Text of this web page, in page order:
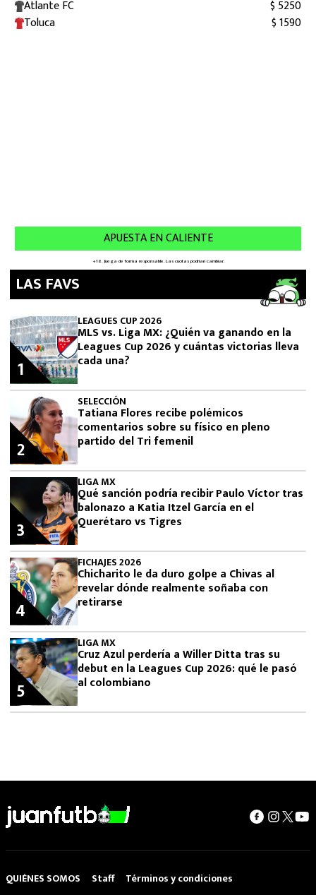
LAS FAVS
LEAGUES CUP 2026
MLS vs. Liga MX: ¿Quién va ganando en la
Leagues Cup 2026 y cuántas victorias lleva
cada una?
1
SELECCIÓN
Tatiana Flores recibe polémicos
comentarios sobre su físico en pleno
partido del Tri femenil
2
LIGA MX
Qué sanción podría recibir Paulo Víctor tras
balonazo a Katia Itzel García en el
Querétaro vs Tigres
3
FICHAJES 2026
Chicharito le da duro golpe a Chivas al
revelar dónde realmente soñaba con
retirarse
4
LIGA MX
Cruz Azul perdería a Willer Ditta tras su
debut en la Leagues Cup 2026: qué le pasó
al colombiano
5
QUIÉNES SOMOS Staff
Términos y condiciones